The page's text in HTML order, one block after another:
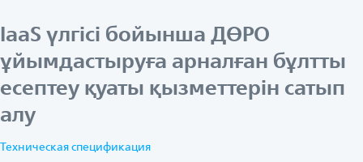
IaaS үлгісі бойынша ДӨРО
ұйымдастыруға арналған бұлтты
есептеу қуаты қызметтерін сатып
алу
Техническая спецификация